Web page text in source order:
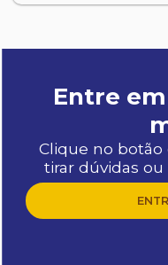
Entre
Clique no
tirar dúvidas